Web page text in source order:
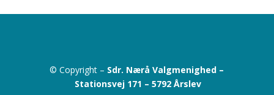
© Copyright – Sdr. Nærå Valgmenighed –
Stationsvej 171 –5792 Årslev